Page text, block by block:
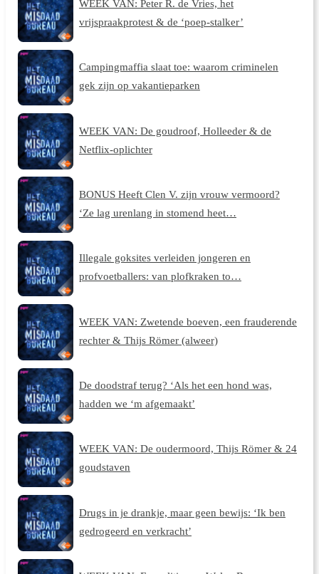
WEEK VAN: Peter R. de Vries, het
vrijspraakprotest & de ‘poep-stalker’
Campingmaffia slaat toe: waarom criminelen
gek zijn op vakantieparken
WEEK VAN: De goudroof, Holleeder & de
Netflix-oplichter
BONUS Heeft Clen V. zijn vrouw vermoord?
‘Ze lag urenlang in stomend heet…
Illegale goksites verleiden jongeren en
profvoetballers: van plofkraken to…
WEEK VAN: Zwetende boeven, een frauderende
rechter & Thijs Römer (alweer)
De doodstraf terug? ‘Als het een hond was,
hadden we ‘m afgemaakt’
WEEK VAN: De oudermoord, Thijs Römer & 24
goudstaven
Drugs in je drankje, maar geen bewijs: ‘Ik ben
gedrogeerd en verkracht’